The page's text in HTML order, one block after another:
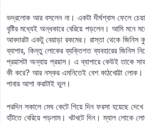
ভদ্রলোক আর বসলেন না। একটা দীর্ঘশ্বাস ফেলে
বৃষ্টির মধ্যেই অন্ধকারে বেরিয়ে পড়লেন। আমি মনে
আবদারটা একটু বেয়াড়া রকমের। রাস্তা থেকে জিনিস
ব্যাপার, কিন্তু লোকের ব্যক্তিগত ব্যবহারের জিনিস
প্রয়াসটা অন্যায় প্রয়াস। এ ব্যাপারে কেউই তাকে
কী করে? আর নস্কর এমনিতেই বেশ কাঠখোট্টা লোক।
পাবার আশা করাটাই ভুল।
পরদিন সকালে মেঘ কেটে গিয়ে দিন ফরসা হয়েছে দেখে
হাঁটতে বেরিয়ে পড়লাম। খটখটে দিন। ম্যাল লোকে